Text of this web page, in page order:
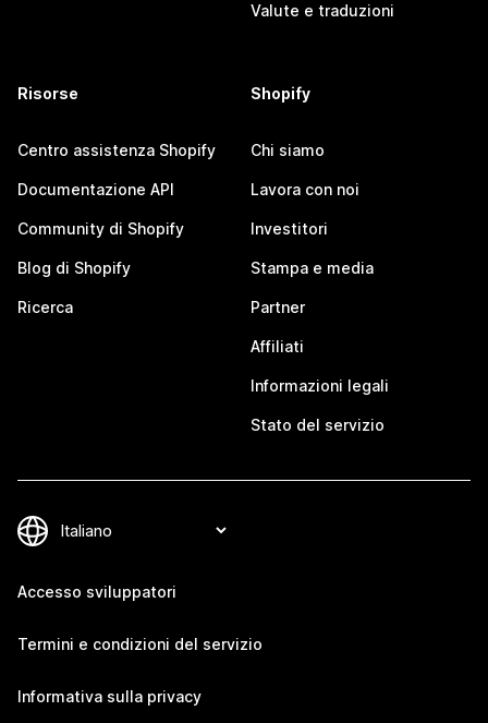
Valute e traduzioni
Risorse
Centro assistenza Shopify
Documentazione API
Community di Shopify
Blog di Shopify
Ricerca
Shopify
Chi siamo
Lavora con noi
Investitori
Stampa e media
Partner
Affiliati
Informazioni legali
Stato del servizio
Accesso sviluppatori
Termini e condizioni del servizio
Informativa sulla privacy